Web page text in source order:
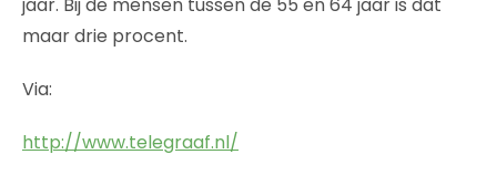
maar drie procent.
Via:
http://www.telegraaf.nl/